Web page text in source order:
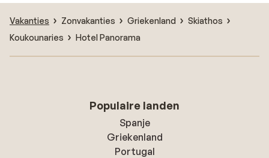
Vakanties Zonvakanties Griekenland
Skiathos
Koukounaries
Hotel Panorama
Populaire landen
Spanje
Griekenland
Portugal